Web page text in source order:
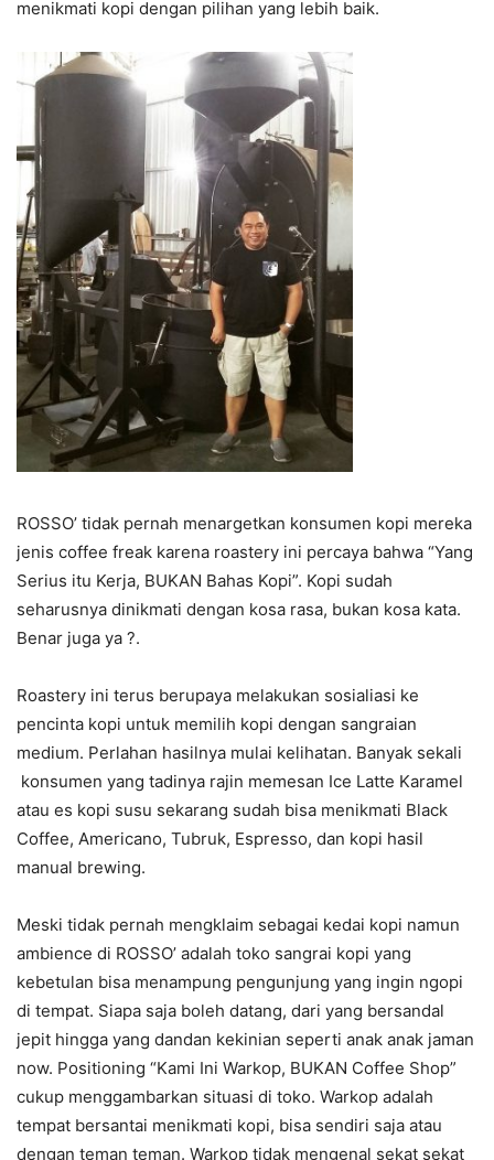
menikmati kopi dengan pilihan yang lebih baik.
ROSSO’ tidak pernah menargetkan konsumen kopi mereka
jenis coffee freak karena roastery ini percaya bahwa “Yang
Serius itu Kerja, BUKAN Bahas Kopi”. Kopi sudah
seharusnya dinikmati dengan kosa rasa, bukan kosa kata.
Benar juga ya ?.
Roastery ini terus berupaya melakukan sosialiasi ke
pencinta kopi untuk memilih kopi dengan sangraian
medium. Perlahan hasilnya mulai kelihatan. Banyak sekali
konsumen yang tadinya rajin memesan Ice Latte Karamel
atau es kopi susu sekarang sudah bisa menikmati Black
Coffee, Americano, Tubruk, Espresso, dan kopi hasil
manual brewing.
Meski tidak pernah mengklaim sebagai kedai kopi namun
ambience di ROSSO’ adalah toko sangrai kopi yang
kebetulan bisa menampung pengunjung yang ingin ngopi
di tempat. Siapa saja boleh datang, dari yang bersandal
jepit hingga yang dandan kekinian seperti anak anak jaman
now. Positioning “Kami Ini Warkop, BUKAN Coffee Shop”
cukup menggambarkan situasi di toko. Warkop adalah
tempat bersantai menikmati kopi, bisa sendiri saja atau
dengan teman teman. Warkop tidak mengenal sekat sekat